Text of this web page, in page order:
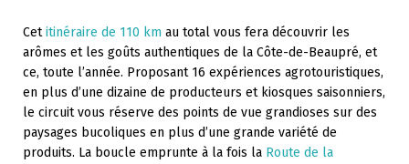
Cetitinéraire de 110 km au total vous fera découvrir les
arômes et les goûts authentiques de la Côte-de-Beaupré, et
ce, toute l’année. Proposant 16 expériences agrotouristiques,
en plus d’une dizaine de producteurs et kiosques saisonniers,
le circuit vous réserve des points de vue grandioses sur des
paysages bucoliques en plus d’une grande variété de
produits. La boucle emprunte à la fois la Route de la